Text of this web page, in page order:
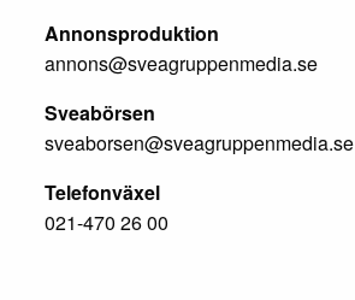
Annonsproduktion
annons@sveagruppenmedia.se
Sveabörsen
sveaborsen@sveagruppenmedia.se
Telefonväxel
021-470 26 00